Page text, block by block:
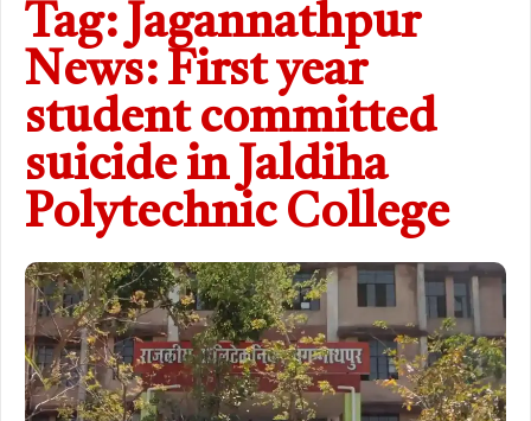
Tag: Jagannathpur
News: First year
student committed
suicide in Jaldiha
Polytechnic College